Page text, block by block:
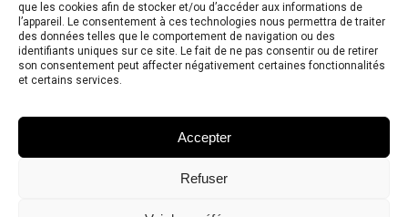
que les cookies afin de stocker et/ou d’accéder aux informations de
l’appareil. Le consentement à ces technologies nous permettra de traiter
des données telles que le comportement de navigation ou des
identifiants uniques sur ce site. Le fait de ne pas consentir ou de retirer
son consentement peut affecter négativement certaines fonctionnalités
et certains services.
Accepter
Refuser
Nos projets
Nous contacter